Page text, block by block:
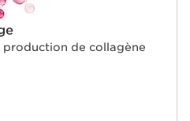
de collagène